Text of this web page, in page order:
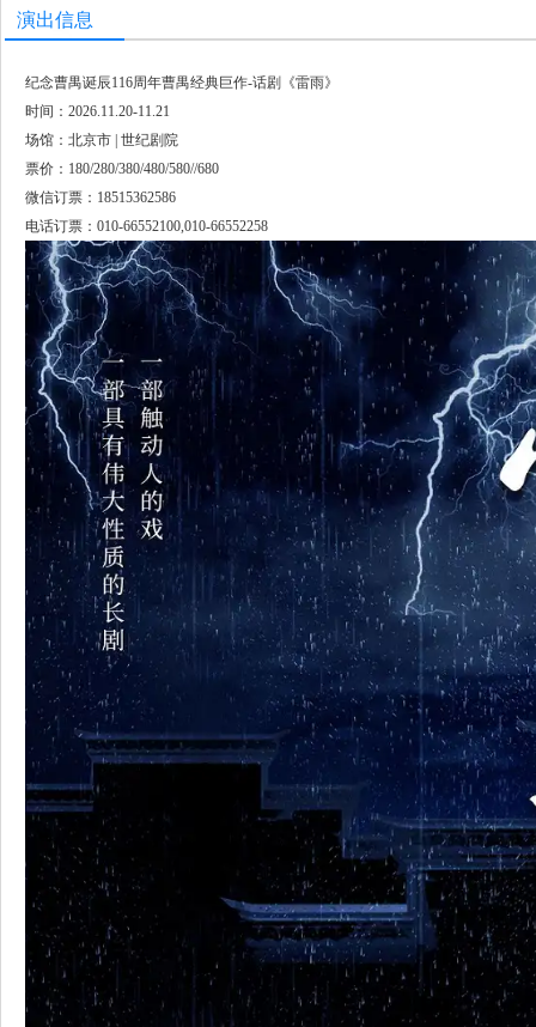
演出信息
纪念曹禺诞辰116周年曹禺经典巨作-话剧《雷雨》
时间：2026.11.20-11.21
场馆：北京市 | 世纪剧院
票价：180/280/380/480/580//680
微信订票：18515362586
电话订票：010-66552100,010-66552258